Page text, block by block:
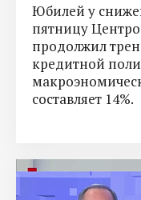
Юбилей у
пятницу
продолжил
кредитной
составляет 14%.